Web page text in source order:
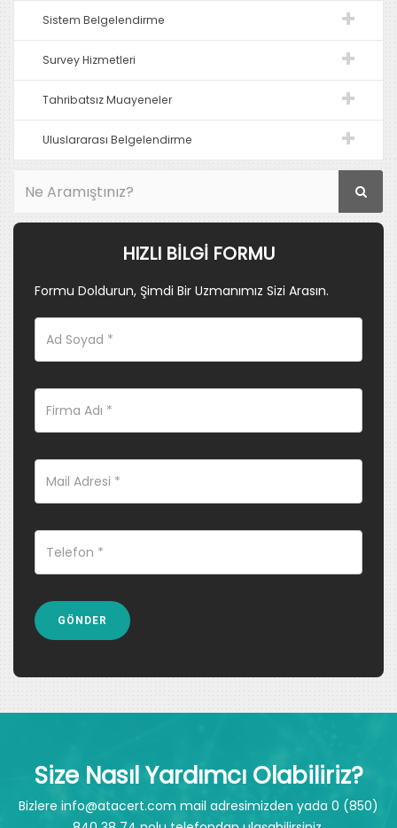
Sistem Belgelendirme
Survey Hizmetleri
Tahribatsız Muayeneler
Uluslararası Belgelendirme
HIZLI BILGI FORMU
Formu Doldurun, Şimdi Bir Uzmanımız Sizi Arasın.
Size Nasıl Yardımcı Olabiliriz?
Bizlere info@atacert.com mail adresimizden yada 0 (850)